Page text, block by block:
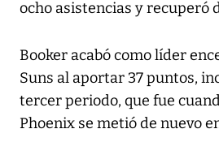
ocho asistencias y recuperó
Booker acabó como líder
Suns al aportar 37 puntos,
tercer periodo, que fue
Phoenix se metió de nuevo